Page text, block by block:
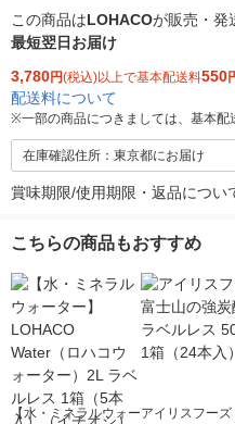
この商品はLOHACOが販売・発
最短翌日お届け
3,780円(税込)以上で基本配送料550
配送料について
※一部の商品につきましては、基本配
在庫確認住所：東京都にお届け
賞味期限/使用期限・返品につい
こちらの商品もおすすめ
【水・ミネラルウォーアイリスフーズ